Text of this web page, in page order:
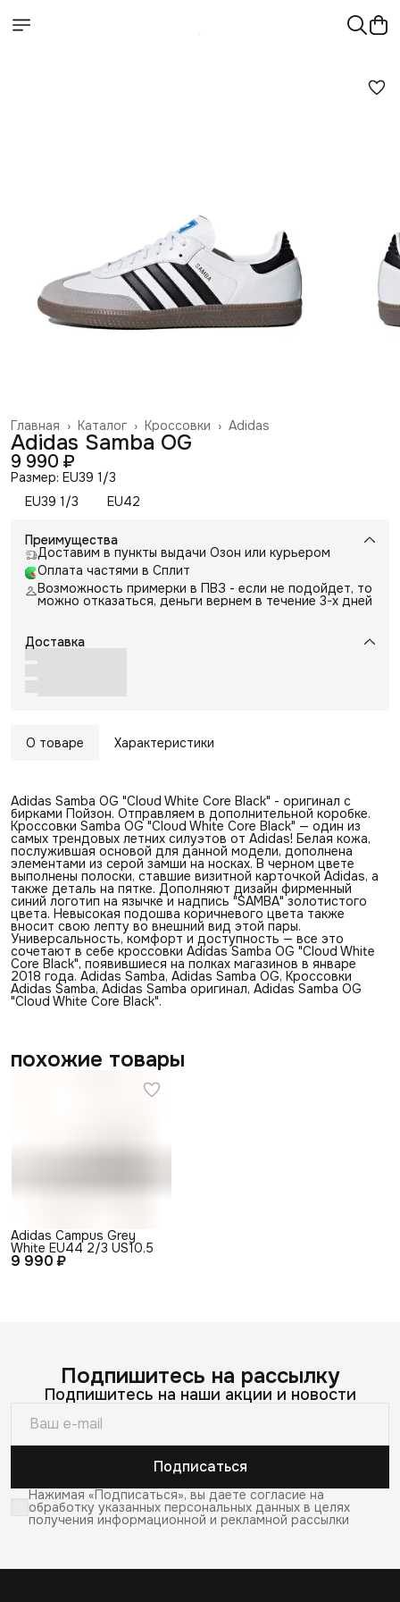
Adidas
Кроссовки ›
Каталог ›
Главная ›
Adidas Samba OG
9 990 ₽
Размер: EU39 1/3
EU39 1/3
EU42
Преимущества
Доставим в пункты выдачи Озон или курьером
Оплата частями в Сплит
Возможность примерки в ПВЗ - если не подойдет, то
можно отказаться, деньги вернем в течение 3-х дней
Доставка
О товаре Характеристики
Adidas Samba OG "Cloud White Core Black" - оригинал с
бирками Пойзон. Отправляем в дополнительной коробке.
Кроссовки Samba OG "Cloud White Core Black" — один из
самых трендовых летних силуэтов от Adidas! Белая кожа,
послужившая основой для данной модели, дополнена
элементами из серой замши на носках. В черном цвете
выполнены полоски, ставшие визитной карточкой Adidas, а
также деталь на пятке. Дополняют дизайн фирменный
синий логотип на язычке и надпись "SAMBA" золотистого
цвета. Невысокая подошва коричневого цвета также
вносит свою лепту во внешний вид этой пары.
Универсальность, комфорт и доступность — все это
сочетают в себе кроссовки Adidas Samba OG "Cloud White
Core Black", появившиеся на полках магазинов в январе
2018 года. Adidas Samba, Adidas Samba OG, Кроссовки
Adidas Samba, Adidas Samba оригинал, Adidas Samba OG
"Cloud White Core Black".
похожие товары
9 990 ₽
Adidas Сampus Grey
White EU44 2/3 US10.5
Подпишитесь на рассылку
Подпишитесь на наши акции и новости
Подписаться
Нажимая «Подписаться», вы даете согласие на
обработку указанных персональных данных в целях
получения информационной и рекламной рассылки